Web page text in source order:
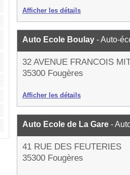
Afficher les détails
Auto Ecole Boulay - Auto-
32 AVENUE FRANCOIS
35300 Fougères
Afficher les détails
Auto Ecole de La Gare -
41 RUE DES FEUTERIES
35300 Fougères